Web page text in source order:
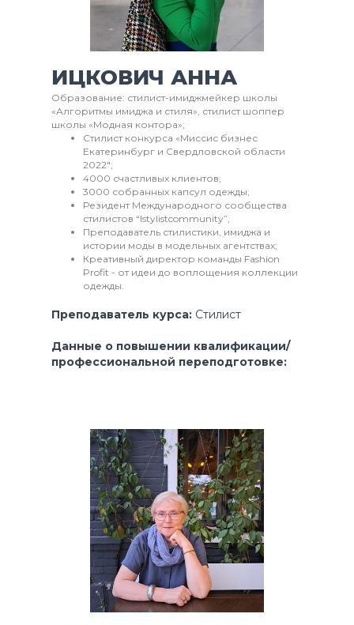
ИЦКОВИЧ АННА
Образование: стилист-имиджмейкер школы
«Алгоритмы имиджа и стиля», стилист шоппер
школы «Модная контора»;
Стилист конкурса «Миссис бизнес
Екатеринбург и Свердловской области
2022";
4000 счастливых клиентов;
3000 собранных капсул одежды;
Резидент Международного сообщества
стилистов “Istylistcommunity”;
Преподаватель стилистики, имиджа и
истории моды в модельных агентствах;
Креативный директор команды Fashion
Profit - от идеи до воплощения коллекции
одежды.
Преподаватель курса: Стилист
Данные о повышении квалификации/
профессиональной переподготовке: